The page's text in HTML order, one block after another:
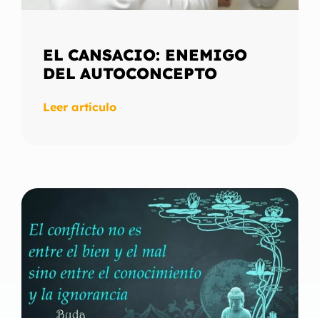
EL CANSACIO: ENEMIGO
DEL AUTOCONCEPTO
Leer artículo